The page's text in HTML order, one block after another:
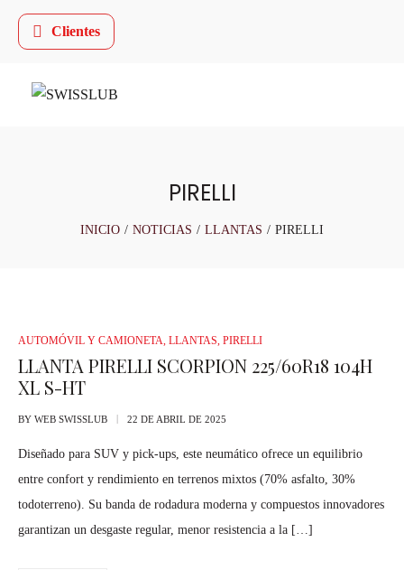
Clientes
PIRELLI
INICIO / NOTICIAS / LLANTAS / PIRELLI
AUTOMÓVIL Y CAMIONETA, LLANTAS, PIRELLI
LLANTA PIRELLI SCORPION 225/60R18 104H
XL S-HT
BY WEB SWISSLUB 22 DE ABRIL DE 2025
Diseñado para SUV y pick-ups, este neumático ofrece un equilibrio
entre confort y rendimiento en terrenos mixtos (70% asfalto, 30%
todoterreno). Su banda de rodadura moderna y compuestos innovadores
garantizan un desgaste regular, menor resistencia a la […]